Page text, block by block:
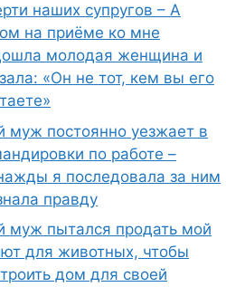
наших супругов – А
на приёме ко мне
молодая женщина и
«Он не тот, кем вы его
муж постоянно уезжает в
по работе –
я последовала за ним
правду
муж пытался продать мой
для животных, чтобы
дом для своей